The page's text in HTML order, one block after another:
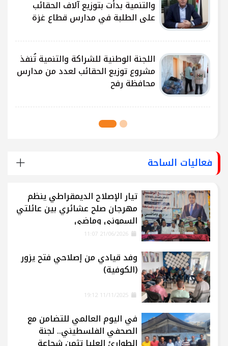
والتنمية بدأت بتوزيع آلاف الحقائب
على الطلبة في مدارس قطاع غزة
اللجنة الوطنية للشراكة والتنمية تُنفذ
مشروع توزيع الحقائب لعدد من مدارس
محافظة رفح
فعاليات الساحة
تيار الإصلاح الديمقراطي ينظم
مهرجان صلح عشائري بين عائلتي
السموني وماضي
وفد قيادي من إصلاحي فتح يزور
(الكوفية)
في اليوم العالمي للتضامن مع
الصحفي الفلسطيني.. لجنة